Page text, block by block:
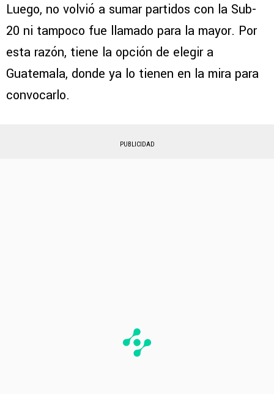
Luego, no volvió a sumar partidos con la Sub-
20 ni tampoco fue llamado para la mayor. Por
esta razón, tiene la opción de elegir a
Guatemala, donde ya lo tienen en la mira para
convocarlo.
PUBLICIDAD